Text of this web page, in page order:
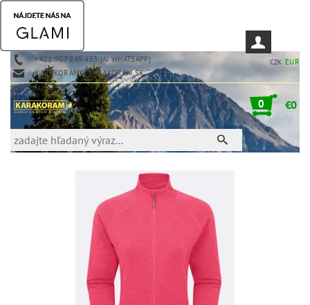
+421 907 849 453 (AJ WHATSAPP)
KARAKORAM@KARAKORAM.SK
CZK EUR
0 €0